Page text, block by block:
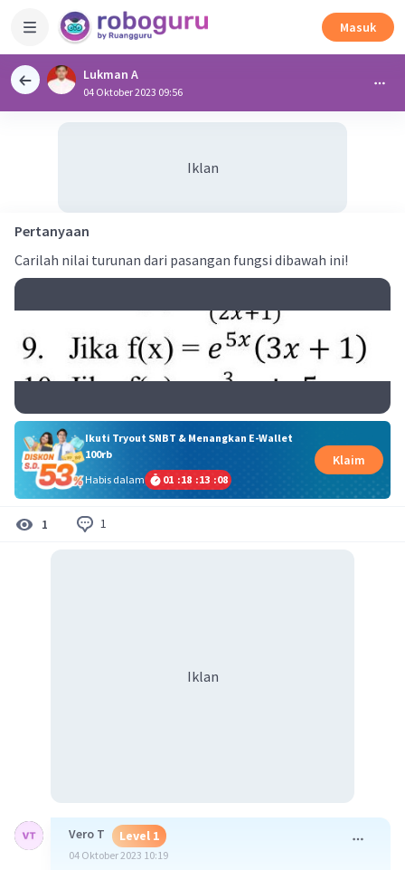
Masuk
Lukman A
04 Oktober 2023 09:56
Iklan
Pertanyaan
Carilah nilai turunan dari pasangan fungsi dibawah ini!
Ikuti Tryout SNBT & Menangkan E-Wallet
100rb
Habis dalam
01 :18 :13 :07
Klaim
1 1
Iklan
Vero T Level 1
04 Oktober 2023 10:19